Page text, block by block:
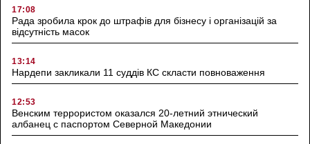
17:08
Рада зробила крок до штрафів для бізнесу і організацій за
відсутність масок
13:14
Нардепи закликали 11 суддів КС скласти повноваження
12:53
Венским террористом оказался 20-летний этнический
албанец с паспортом Северной Македонии